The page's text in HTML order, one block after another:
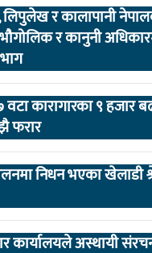
लिपुलेख र कालापानी
र कानुनी
कारागारका ९ हजार
फरार
निधन भएका खेलाडी
कार्यालयले अस्थायी